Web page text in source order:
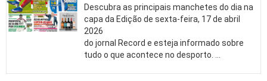
Descubra as principais manchetes do dia na
capa da Edição de sexta-feira, 17 de abril
2026
do jornal Record e esteja informado sobre
tudo o que acontece no desporto. …